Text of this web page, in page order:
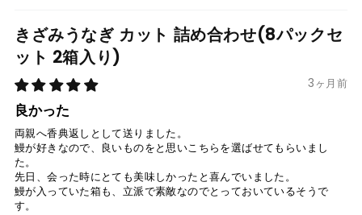
きざみうなぎ カット 詰め合わせ(8パックセ
ット 2箱入り)
3ヶ月前
良かった
両親へ香典返しとして送りました。
鰻が好きなので、良いものをと思いこちらを選ばせてもらいまし
た。
先日、会った時にとても美味しかったと喜んでいました。
鰻が入っていた箱も、立派で素敵なのでとっておいているそうで
す。